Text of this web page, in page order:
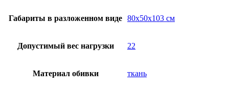
Габариты в разложенном виде 80x50x103 см
Допустимый вес нагрузки 22
Материал обивки ткань